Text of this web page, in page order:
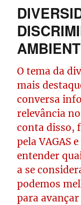
O tema da
mais
conversa
relevância
conta disso,
pela VAGAS
entender
a se
podemos
para